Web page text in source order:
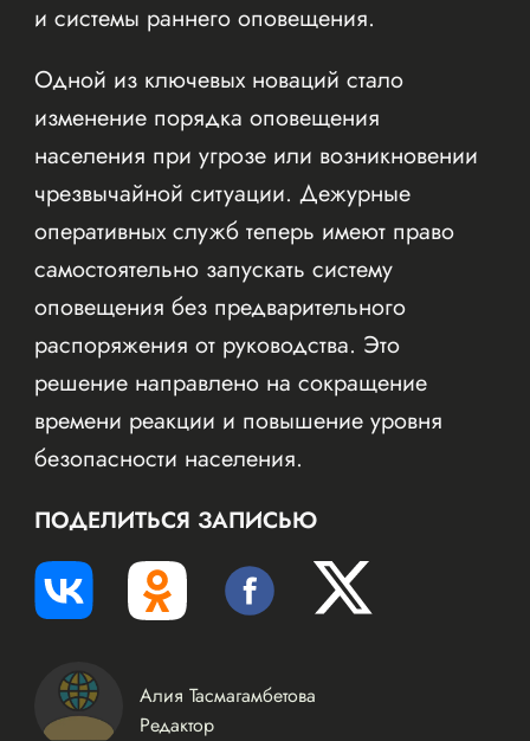
и системы раннего оповещения.
Одной из ключевых новаций стало
изменение порядка оповещения
населения при угрозе или возникновении
чрезвычайной ситуации. Дежурные
оперативных служб теперь имеют право
самостоятельно запускать систему
оповещения без предварительного
распоряжения от руководства. Это
решение направлено на сокращение
времени реакции и повышение уровня
безопасности населения.
ПОДЕЛИТЬСЯ ЗАПИСЬЮ
Алия Тасмагамбетова
Редактор